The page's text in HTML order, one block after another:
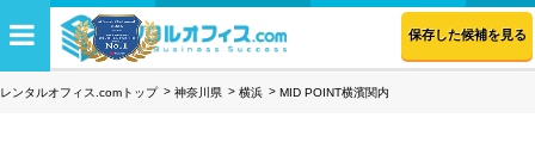
保存した候補を見る
レンタルオフィス.comトップ 神奈川県 横浜 MID POINT横濱関内